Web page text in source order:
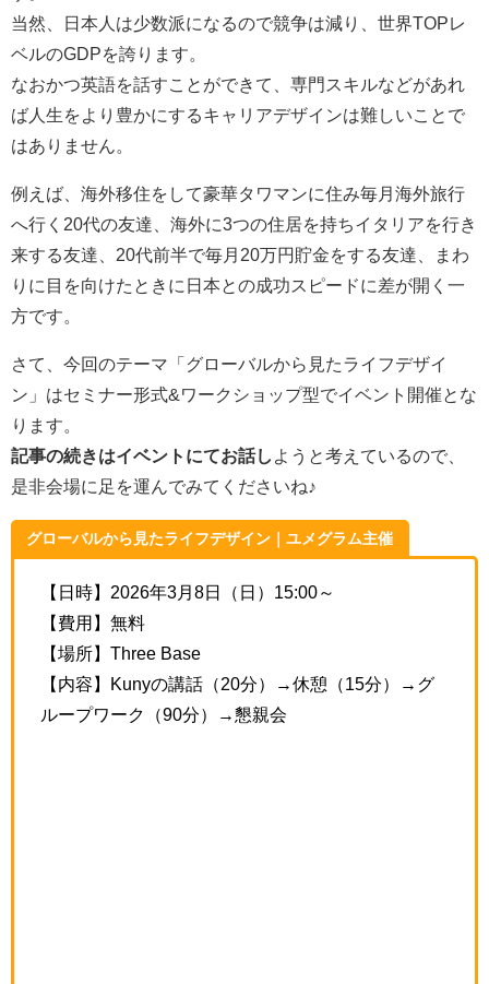
当然、日本人は少数派になるので競争は減り、世界TOPレ
ベルのGDPを誇ります。
なおかつ英語を話すことができて、専門スキルなどがあれ
ば人生をより豊かにするキャリアデザインは難しいことで
はありません。
例えば、海外移住をして豪華タワマンに住み毎月海外旅行
へ行く20代の友達、海外に3つの住居を持ちイタリアを行き
来する友達、20代前半で毎月20万円貯金をする友達、まわ
りに目を向けたときに日本との成功スピードに差が開く一
方です。
さて、今回のテーマ「グローバルから見たライフデザイ
ン」はセミナー形式&ワークショップ型でイベント開催とな
ります。
記事の続きはイベントにてお話し ようと考えているので、
是非会場に足を運んでみてくださいね♪
グローバルから見たライフデザイン｜ユメグラム主催
【日時】2026年3月8日（日）15:00～
【費用】無料
【場所】Three Base
【内容】Kunyの講話（20分）→休憩（15分）→グ
ループワーク（90分）→懇親会